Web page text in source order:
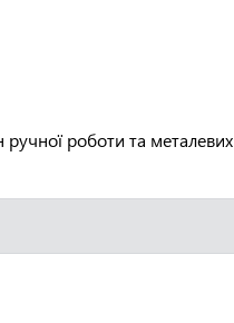
ручної роботи та металевих